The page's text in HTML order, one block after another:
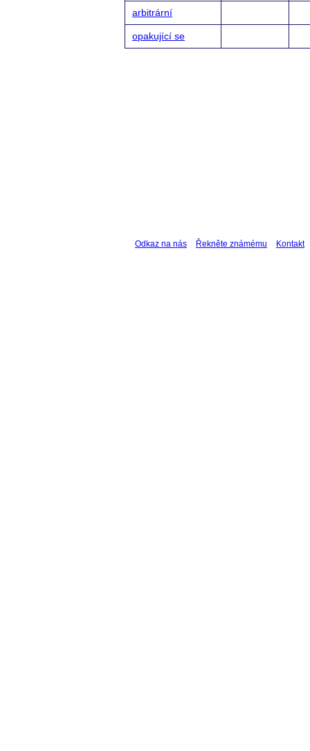
arbitrární
opakující se
Odkaz na nás Řekněte známému Kontakt